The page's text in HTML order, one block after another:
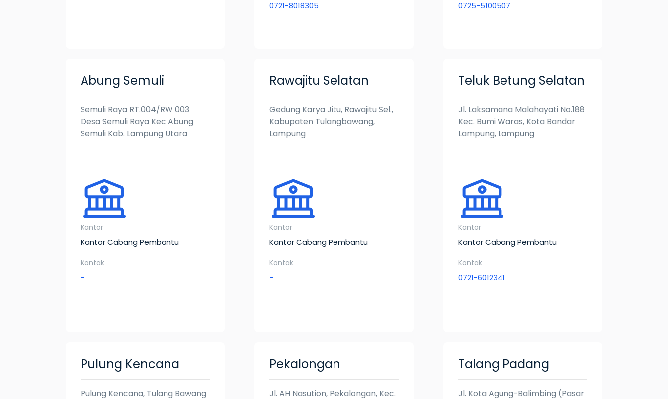
0721-8018305 0725-5100507
Abung Semuli
Semuli Raya RT.004/RW 003
Desa Semuli Raya Kec Abung
Semuli Kab. Lampung Utara
Kantor
Kantor Cabang Pembantu
Kontak
-
Rawajitu Selatan
Gedung Karya Jitu, Rawajitu Sel.,
Kabupaten Tulangbawang,
Lampung
Kantor
Kantor Cabang Pembantu
Kontak
-
Teluk Betung Selatan
Jl. Laksamana Malahayati No.188
Kec. Bumi Waras, Kota Bandar
Lampung, Lampung
Kantor
Kantor Cabang Pembantu
Kontak
0721-6012341
Pulung Kencana
Pulung Kencana, Tulang Bawang
Pekalongan
Jl. AH Nasution, Pekalongan, Kec.
Talang Padang
Jl. Kota Agung-Balimbing (Pasar